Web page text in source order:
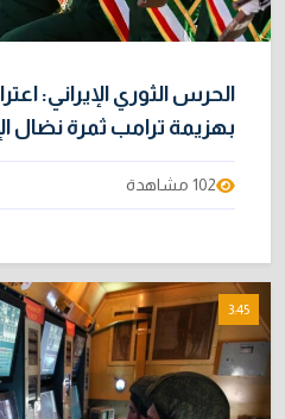
الحرس الثوري الإيراني:
بهزيمة ترامب ثمرة نضال
102 مشاهدة
3:45